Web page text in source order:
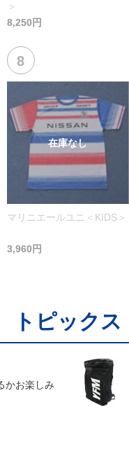
＞
8,250円
マリニエールユニ＜KIDS＞
3,960円
トピックス
かお楽しみ